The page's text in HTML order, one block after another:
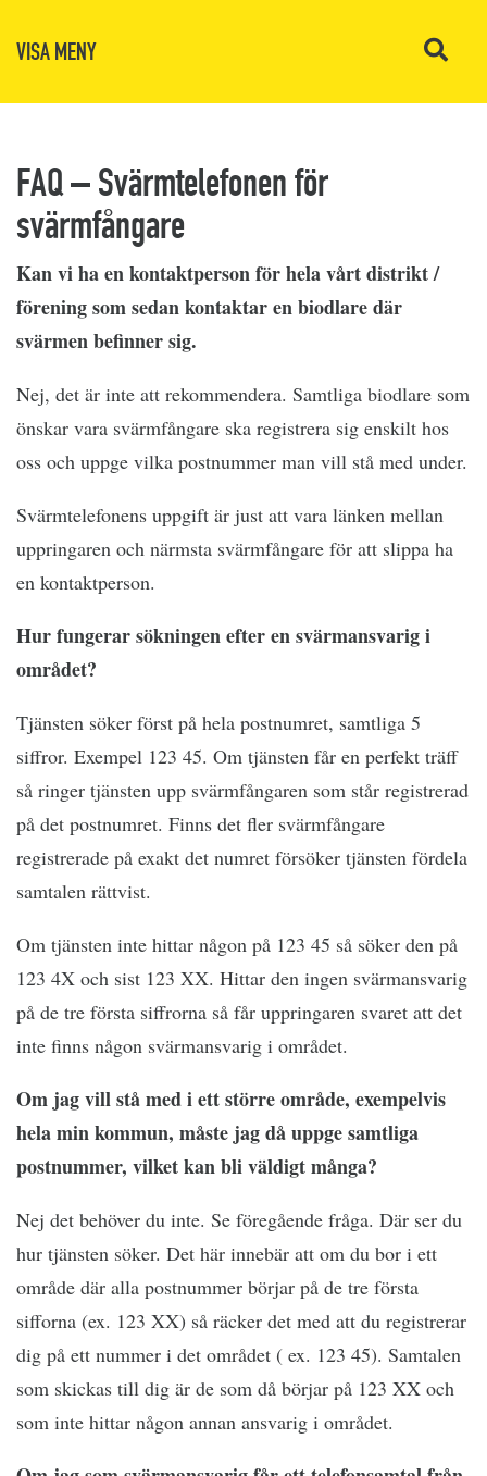
VISA MENY
FAQ – Svärmtelefonen för
svärmfångare
Kan vi ha en kontaktperson för hela vårt distrikt /
förening som sedan kontaktar en biodlare där
svärmen befinner sig.
Nej, det är inte att rekommendera. Samtliga biodlare som
önskar vara svärmfångare ska registrera sig enskilt hos
oss och uppge vilka postnummer man vill stå med under.
Svärmtelefonens uppgift är just att vara länken mellan
uppringaren och närmsta svärmfångare för att slippa ha
en kontaktperson.
Hur fungerar sökningen efter en svärmansvarig i
området?
Tjänsten söker först på hela postnumret, samtliga 5
siffror. Exempel 123 45. Om tjänsten får en perfekt träff
så ringer tjänsten upp svärmfångaren som står registrerad
på det postnumret. Finns det fler svärmfångare
registrerade på exakt det numret försöker tjänsten fördela
samtalen rättvist.
Om tjänsten inte hittar någon på 123 45 så söker den på
123 4X och sist 123 XX. Hittar den ingen svärmansvarig
på de tre första siffrorna så får uppringaren svaret att det
inte finns någon svärmansvarig i området.
Om jag vill stå med i ett större område, exempelvis
hela min kommun, måste jag då uppge samtliga
postnummer, vilket kan bli väldigt många?
Nej det behöver du inte. Se föregående fråga. Där ser du
hur tjänsten söker. Det här innebär att om du bor i ett
område där alla postnummer börjar på de tre första
sifforna (ex. 123 XX) så räcker det med att du registrerar
dig på ett nummer i det området ( ex. 123 45). Samtalen
som skickas till dig är de som då börjar på 123 XX och
som inte hittar någon annan ansvarig i området.